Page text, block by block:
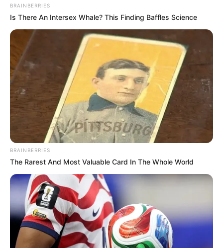
BRAINBERRIES
Is There An Intersex Whale? This Finding Baffles Science
BRAINBERRIES
The Rarest And Most Valuable Card In The Whole World